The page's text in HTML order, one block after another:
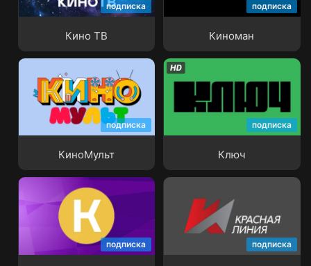
подписка
Кино ТВ
Кино ТВ
подписка
Киноман
подписка
КиноМульт
КиноМульт
подписка
Ключ
подписка подписка